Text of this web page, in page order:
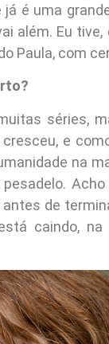
é uma
além. Eu
Paula, com
séries,
e
na
de
caindo, na